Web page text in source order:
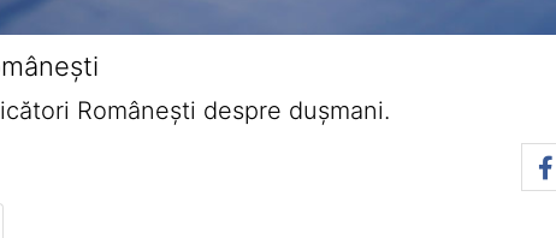
Româneşti despre dușmani.